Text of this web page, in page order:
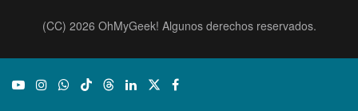
(CC) 2026 OhMyGeek! Algunos derechos reservados.